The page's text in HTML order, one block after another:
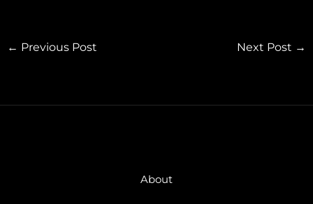
← Previous Post Next Post →
About